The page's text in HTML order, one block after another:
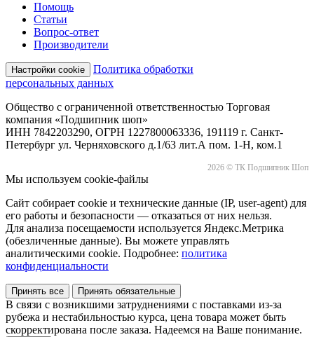
Помощь
Статьи
Вопрос-ответ
Производители
Настройки cookie
Политика обработки
персональных данных
Общество с ограниченной ответственностью Торговая
компания «Подшипник шоп»
ИНН 7842203290, ОГРН 1227800063336, 191119 г. Санкт-
Петербург ул. Черняховского д.1/63 лит.А пом. 1-Н, ком.1
2026 © ТК Подшипник Шоп
Мы используем cookie-файлы
Сайт собирает cookie и технические данные (IP, user-agent) для
его работы и безопасности — отказаться от них нельзя.
Для анализа посещаемости используется Яндекс.Метрика
(обезличенные данные). Вы можете управлять
аналитическими cookie. Подробнее: политика
конфиденциальности
Принять все Принять обязательные
В связи с возникшими затруднениями с поставками из-за
рубежа и нестабильностью курса, цена товара может быть
скорректирована после заказа. Надеемся на Ваше понимание.